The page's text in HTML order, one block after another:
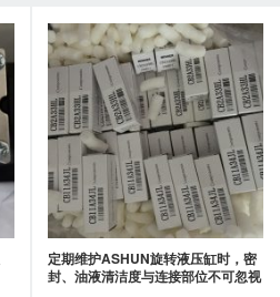
定期维护ASHUN旋转液压缸时，密
封、油液清洁度与连接部位不可忽视